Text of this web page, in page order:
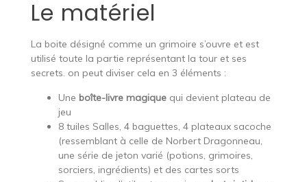
Le matériel
La boite désigné comme un grimoire s’ouvre et est
utilisé toute la partie représentant la tour et ses
secrets. on peut diviser cela en 3 éléments :
Une boîte-livre magiquequi devient plateau de
jeu
8 tuiles Salles, 4 baguettes, 4 plateaux sacoche
(ressemblant à celle de Norbert Dragonneau,
une série de jeton varié (potions, grimoires,
sorciers, ingrédients) et des cartes sorts